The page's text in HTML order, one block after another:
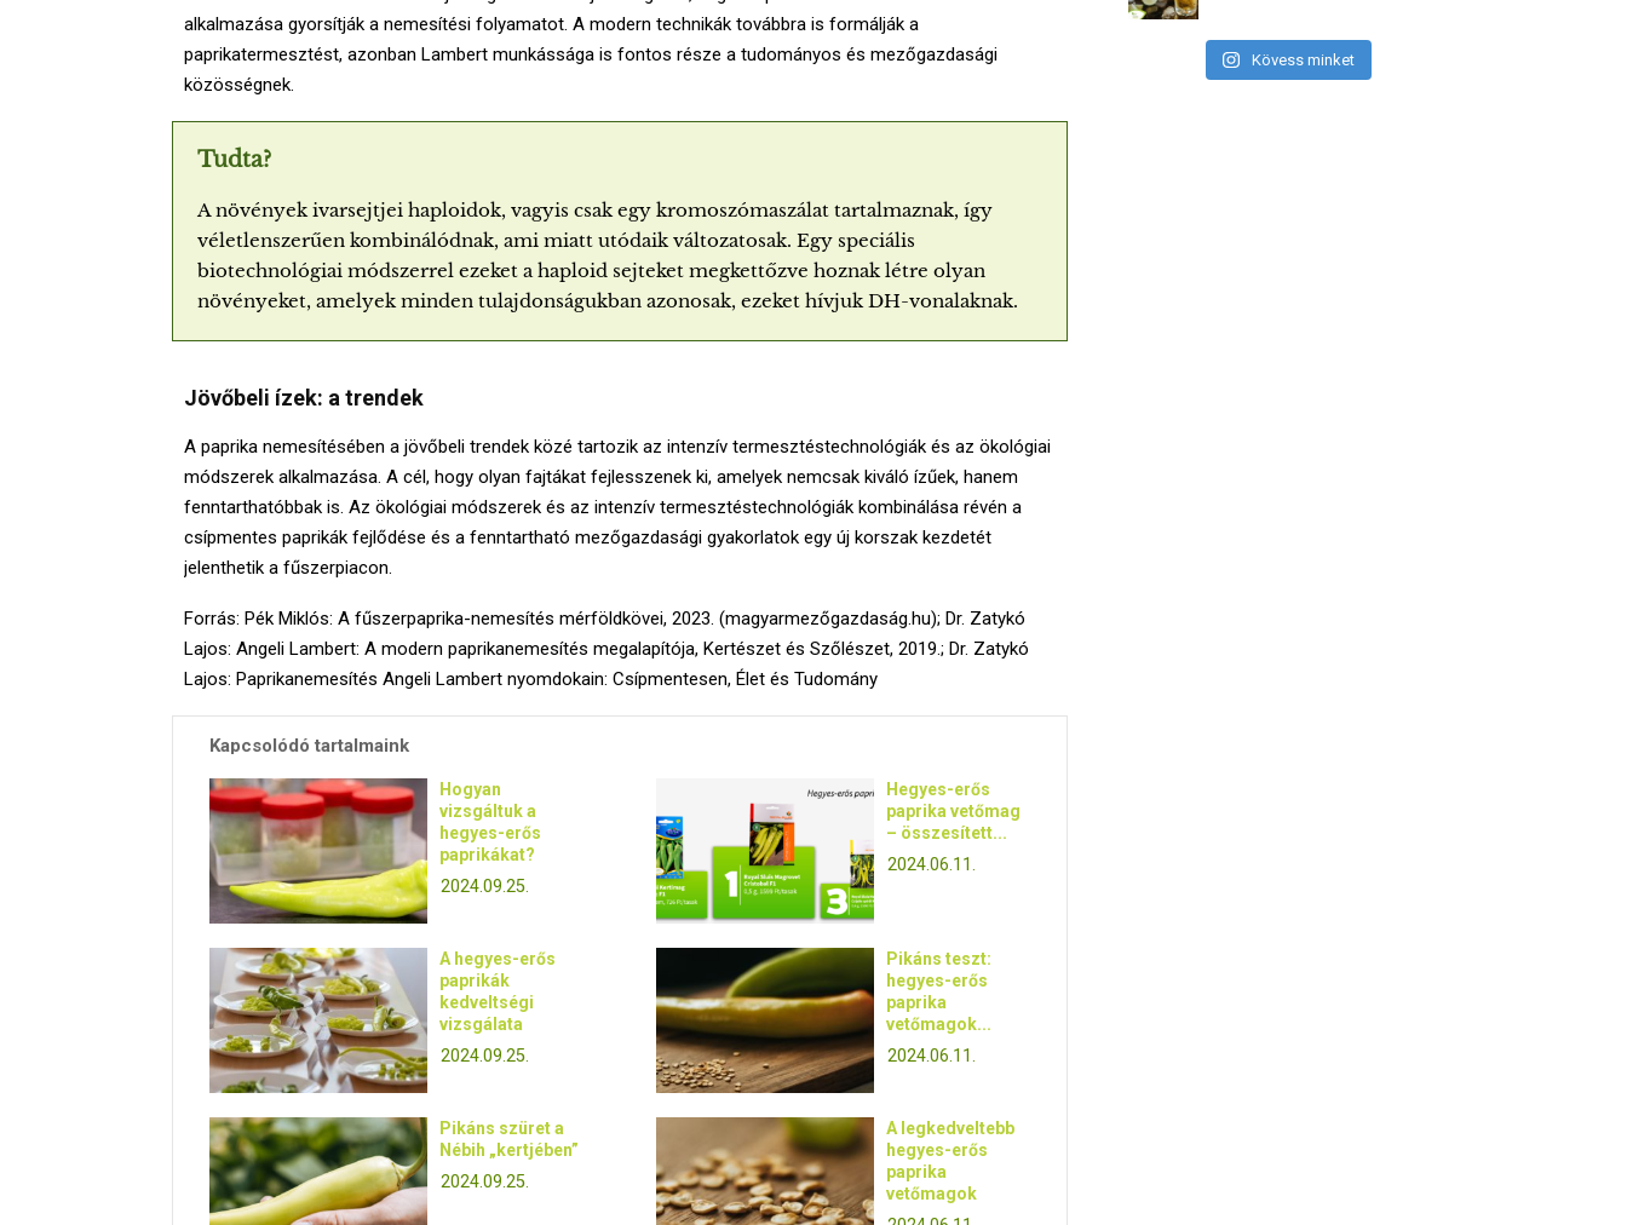
alkalmazása gyorsítják a nemesítési folyamatot. A modern technikák továbbra is formálják a
paprikatermesztést, azonban Lambert munkássága is fontos része a tudományos és mezőgazdasági
közösségnek.
Tudta?
A növények ivarsejtjei haploidok, vagyis csak egy kromoszómaszálat tartalmaznak, így
véletlenszerűen kombinálódnak, ami miatt utódaik változatosak. Egy speciális
biotechnológiai módszerrel ezeket a haploid sejteket megkettőzve hoznak létre olyan
növényeket, amelyek minden tulajdonságukban azonosak, ezeket hívjuk DH-vonalaknak.
Jövőbeli ízek: a trendek
A paprika nemesítésében a jövőbeli trendek közé tartozik az intenzív termesztéstechnológiák és az ökológiai
módszerek alkalmazása. A cél, hogy olyan fajtákat fejlesszenek ki, amelyek nemcsak kiváló ízűek, hanem
fenntarthatóbbak is. Az ökológiai módszerek és az intenzív termesztéstechnológiák kombinálása révén a
csípmentes paprikák fejlődése és a fenntartható mezőgazdasági gyakorlatok egy új korszak kezdetét
jelenthetik a fűszerpiacon.
Forrás: Pék Miklós: A fűszerpaprika-nemesítés mérföldkövei, 2023. (magyarmezőgazdaság.hu); Dr. Zatykó
Lajos: Angeli Lambert: A modern paprikanemesítés megalapítója, Kertészet és Szőlészet, 2019.; Dr. Zatykó
Lajos: Paprikanemesítés Angeli Lambert nyomdokain: Csípmentesen, Élet és Tudomány
Kapcsolódó tartalmaink
Hogyan
vizsgáltuk a
hegyes-erős
paprikákat?
2024.09.25.
A hegyes-erős
paprikák
kedveltségi
vizsgálata
2024.09.25.
Pikáns szüret a
Nébih „kertjében”
2024.09.25.
Hegyes-erős
paprika vetőmag
– összesített...
2024.06.11.
Pikáns teszt:
hegyes-erős
paprika
vetőmagok...
2024.06.11.
A legkedveltebb
hegyes-erős
paprika
vetőmagok
Kövess minket